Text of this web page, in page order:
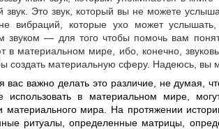
звук. Это звук, который вы не можете
вибраций, которые ухо может
звуком — для того чтобы помочь вам
в материальном мире, ибо, конечно,
создать материальную сферу. Надеюсь, вы
вас важно делать это различие, не думая,
использовать в материальном мире,
материального мира. На протяжении
ритуалы, определенные матрицы,